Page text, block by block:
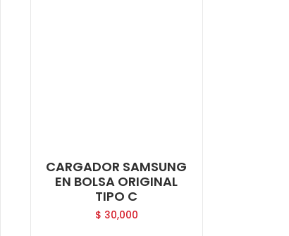
CARGADOR SAMSUNG
EN BOLSA ORIGINAL
TIPO C
$ 30,000